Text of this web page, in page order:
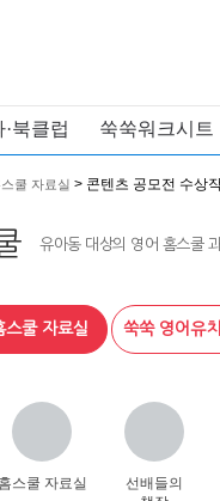
·북클럽 쑥쑥워크시트
유아동 대상의 영어 홈스쿨
스쿨 자료실 > 콘텐츠 공모전 수상
스쿨 자료실 쑥쑥 영어유
홈스쿨 자료실
선배들의